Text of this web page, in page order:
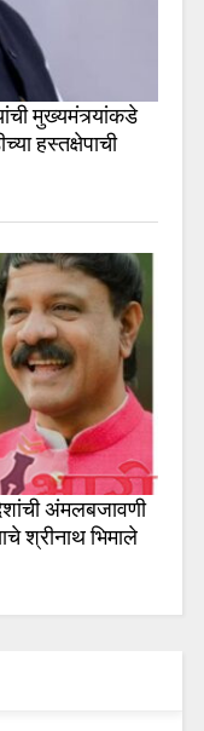
मुख्यमंत्र्यांकडे
हस्तक्षेपाची
अंमलबजावणी
श्रीनाथ भिमाले